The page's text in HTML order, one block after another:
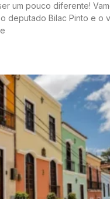
um pouco diferente!
deputado Bilac Pinto e o